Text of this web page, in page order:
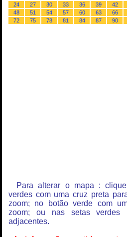
24
27 30 33 36 39 42
48
51 54 57 60 63 66
72
75 78 81 84 87 90
Para alterar o mapa :
verdes com uma cruz preta
zoom; no botão verde com
zoom; ou nas setas verdes
adjacentes.